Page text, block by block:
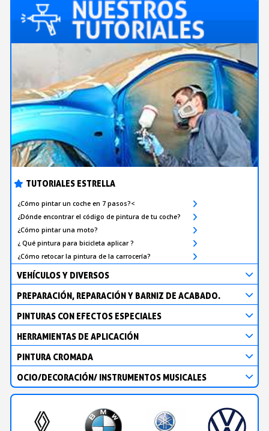
TUTORIALES ESTRELLA
¿Cómo pintar un coche en 7 pasos?<
¿Dónde encontrar el código de pintura de tu coche?
¿Cómo pintar una moto?
¿ Qué pintura para bicicleta aplicar ?
¿Cómo retocar la pintura de la carrocería?
VEHÍCULOS Y DIVERSOS
PREPARACIÓN, REPARACIÓN Y BARNIZ DE ACABADO.
PINTURAS CON EFECTOS ESPECIALES
HERRAMIENTAS DE APLICACIÓN
PINTURA CROMADA
OCIO/DECORACIÓN/ INSTRUMENTOS MUSICALES